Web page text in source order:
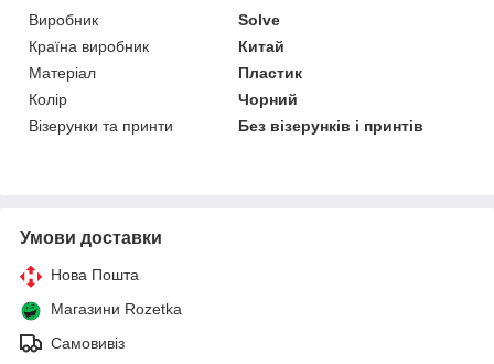
Виробник
Solve
Країна виробник
Китай
Матеріал
Пластик
Колір
Чорний
Візерунки та принти
Без візерунків і принтів
Умови доставки
Нова Пошта
Магазини Rozetka
Самовивіз